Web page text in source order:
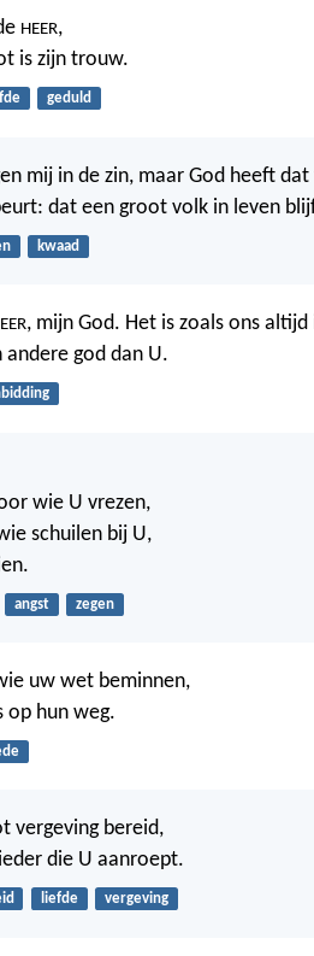
HEER,
is zijn trouw.
geduld
mij in de zin, maar God heeft
dat een groot volk in leven
kwaad
, mijn God. Het is zoals ons
andere god dan U.
wie U vrezen,
schuilen bij U,
angst zegen
uw wet beminnen,
op hun weg.
vergeving bereid,
die U aanroept.
liefde vergeving